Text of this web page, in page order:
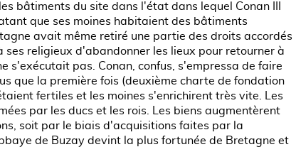
bâtiments du site dans l'état dans lequel Conan III
que ses moines habitaient des bâtiments
avait même retiré une partie des droits accordés
ses religieux d'abandonner les lieux pour retourner à
s'exécutait pas. Conan, confus, s'empressa de faire
que la première fois (deuxième charte de fondation
fertiles et les moines s'enrichirent très vite. Les
par les ducs et les rois. Les biens augmentèrent
soit par le biais d'acquisitions faites par la
de Buzay devint la plus fortunée de Bretagne et